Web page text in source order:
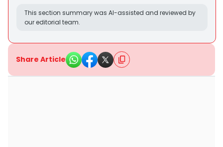
This section summary was AI-assisted and reviewed by
our editorial team.
Share Article